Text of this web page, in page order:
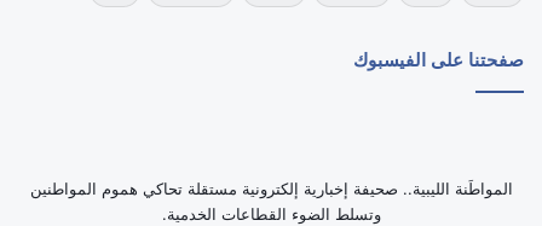
صفحتنا على الفيسبوك
‏المواطَنة الليبية.. صحيفة إخبارية إلكترونية مستقلة تحاكي هموم المواطنين
وتسلط الضوء القطاعات الخدمية.